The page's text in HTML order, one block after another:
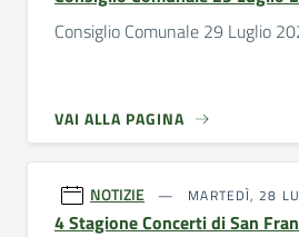
Consiglio Comunale 29 Luglio
VAI ALLA PAGINA
NOTIZIE MARTEDÌ, 28
4 Stagione Concerti di San